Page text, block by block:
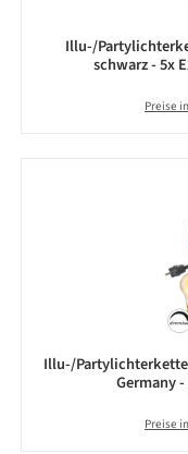
Illu-/
schwarz - 5x
Preise
Illu-/
Germany
Preise